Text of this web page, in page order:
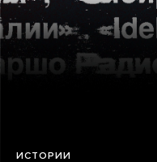
ИСТОРИИ